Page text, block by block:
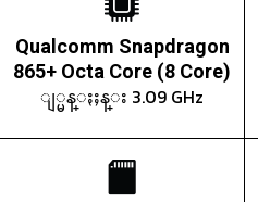
Qualcomm Snapdragon
865+ Octa Core (8 Core)
ျ္မန္ႏႈန္း 3.09 GHz